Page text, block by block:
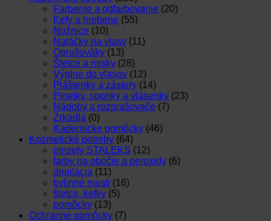
Farbenie a odfarbovanie (20)
Kefy a hrebene (55)
Nožnice (10)
Natáčky na vlasy (11)
Oprašováky (13)
Štetce a misky (28)
Výplne do vlasov (12)
Pláštenky a zástery (14)
Pinetky, sponky a vlásenky (23)
Nádoby a rozprašovače (7)
Zrkadlá (0)
Kadernícke pomôcky (46)
Kozmetické potreby (64)
pinzety STALEKS (12)
farby na obočie a peroxidy (6)
depilácia (11)
bylinné masti (16)
štetce, kefky (5)
pomôcky (13)
Ochranné pomôcky (7)